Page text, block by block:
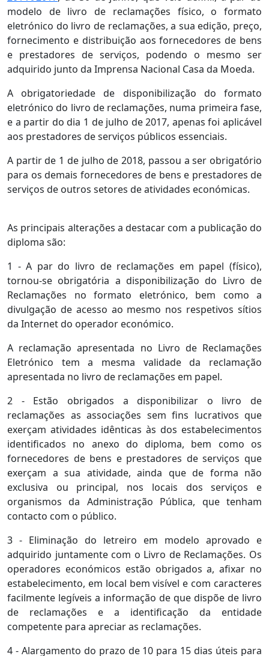
modelo de livro de reclamações físico, o formato
eletrónico do livro de reclamações, a sua edição, preço,
fornecimento e distribuição aos fornecedores de bens
e prestadores de serviços, podendo o mesmo ser
adquirido junto da Imprensa Nacional Casa da Moeda.
A obrigatoriedade de disponibilização do formato
eletrónico do livro de reclamações, numa primeira fase,
e a partir do dia 1 de julho de 2017, apenas foi aplicável
aos prestadores de serviços públicos essenciais.
A partir de 1 de julho de 2018, passou a ser obrigatório
para os demais fornecedores de bens e prestadores de
serviços de outros setores de atividades económicas.
As principais alterações a destacar com a publicação do
diploma são:
1 - A par do livro de reclamações em papel (físico),
tornou-se obrigatória a disponibilização do Livro de
Reclamações no formato eletrónico, bem como a
divulgação de acesso ao mesmo nos respetivos sítios
da Internet do operador económico.
A reclamação apresentada no Livro de Reclamações
Eletrónico tem a mesma validade da reclamação
apresentada no livro de reclamações em papel.
2 - Estão obrigados a disponibilizar o livro de
reclamações as associações sem fins lucrativos que
exerçam atividades idênticas às dos estabelecimentos
identificados no anexo do diploma, bem como os
fornecedores de bens e prestadores de serviços que
exerçam a sua atividade, ainda que de forma não
exclusiva ou principal, nos locais dos serviços e
organismos da Administração Pública, que tenham
contacto com o público.
3 - Eliminação do letreiro em modelo aprovado e
adquirido juntamente com o Livro de Reclamações. Os
operadores económicos estão obrigados a, afixar no
estabelecimento, em local bem visível e com caracteres
facilmente legíveis a informação de que dispõe de livro
de reclamações e a identificação da entidade
competente para apreciar as reclamações.
4 - Alargamento do prazo de 10 para 15 dias úteis para